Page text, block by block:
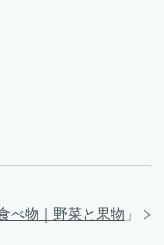
べ物｜野菜と果物 」